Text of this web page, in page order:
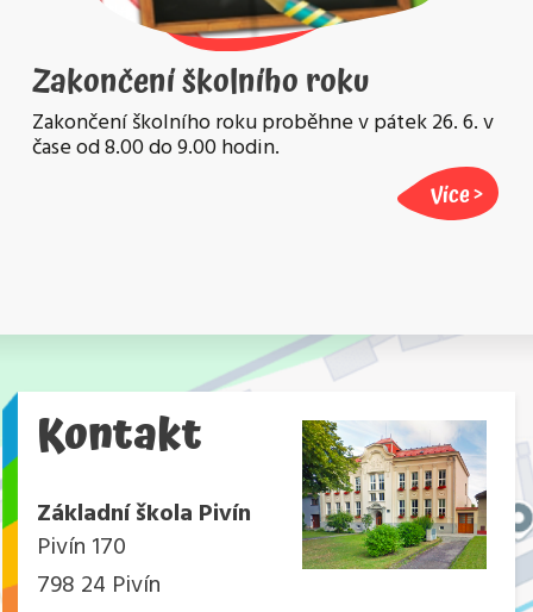
Zakončení školního roku
Zakončení školního roku proběhne v pátek 26. 6. v
čase od 8.00 do 9.00 hodin.
Více
Kontakt
Základní škola Pivín
Pivín 170
798 24 Pivín